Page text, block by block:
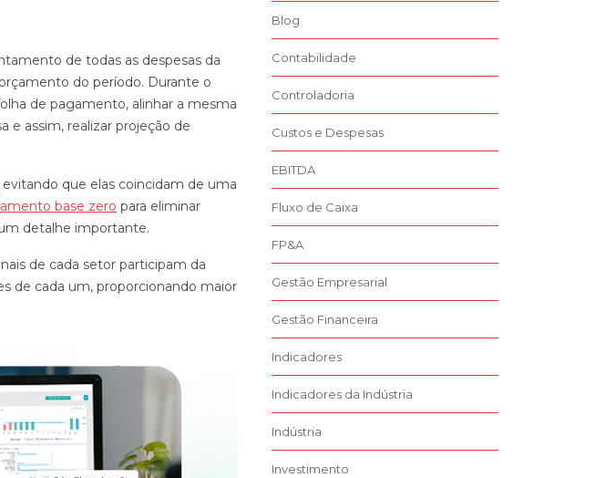
de todas as despesas da
do período. Durante o
de pagamento, alinhar a mesma
assim, realizar projeção de
que elas coincidam de uma
base zero para eliminar
detalhe importante.
de cada setor participam da
de cada um, proporcionando maior
Blog
Contabilidade
Controladoria
Custos e Despesas
EBITDA
Fluxo de Caixa
FP&A
Gestão Empresarial
Gestão Financeira
Indicadores
Indicadores da Indústria
Indústria
Investimento